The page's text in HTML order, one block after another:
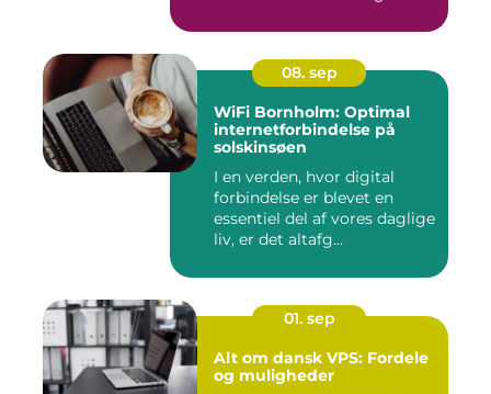
08. sep
WiFi Bornholm: Optimal
internetforbindelse på
solskinsøen
I en verden, hvor digital
forbindelse er blevet en
essentiel del af vores daglige
liv, er det altafg...
01. sep
Alt om dansk VPS: Fordele
og muligheder